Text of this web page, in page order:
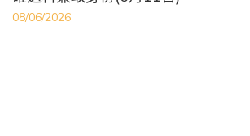
08/06/2026